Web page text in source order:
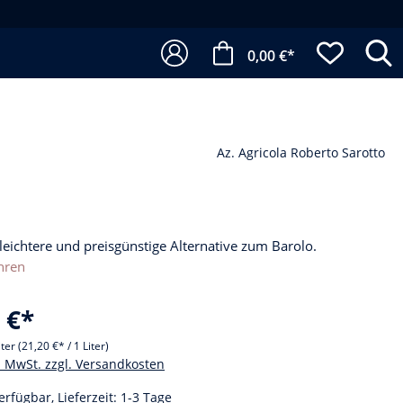
0,00 €*
Az. Agricola Roberto Sarotto
und preisgünstige Alternative zum Barolo.
€*
(21,20 €* / 1 Liter)
zzgl. Versandkosten
Lieferzeit: 1-3 Tage